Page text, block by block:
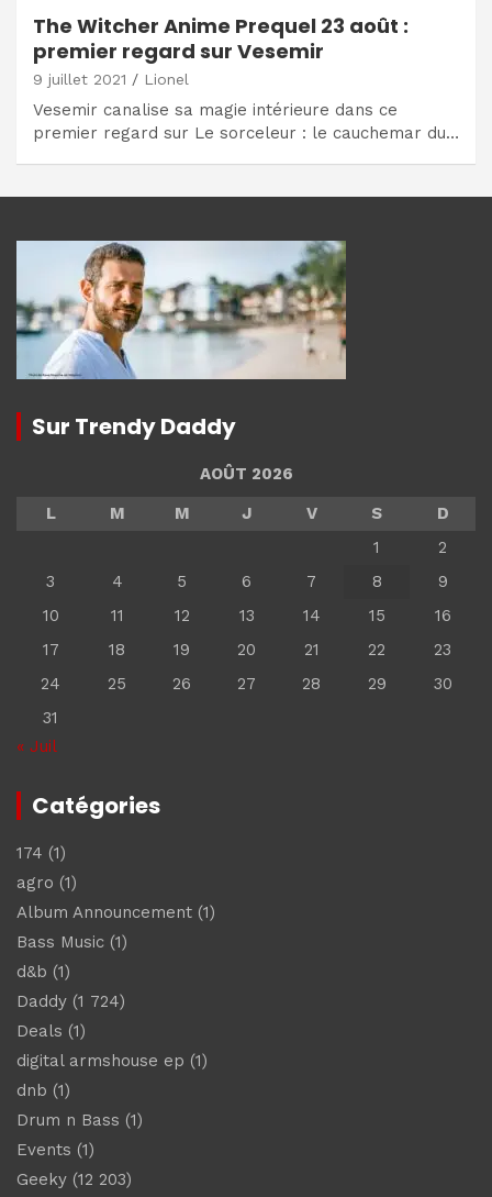
The Witcher Anime Prequel 23 août :
premier regard sur Vesemir
9 juillet 2021 Lionel
Vesemir canalise sa magie intérieure dans ce
premier regard sur Le sorceleur : le cauchemar du…
Sur Trendy Daddy
AOÛT 2026
L
M M J V S
D
1
2
3
4 5 6 7 8
9
10
11 12 13 14 15
16
17
18 19 20 21 22
23
24
25 26 27 28 29
30
31
« Juil
Catégories
174 (1)
agro (1)
Album Announcement (1)
Bass Music (1)
d&b (1)
Daddy (1 724)
Deals (1)
digital armshouse ep (1)
dnb (1)
Drum n Bass (1)
Events (1)
Geeky (12 203)